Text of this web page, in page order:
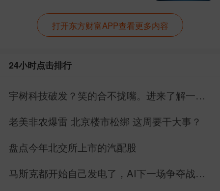
打开东方财富APP查看更多内容
24小时点击排行
宇树科技破发？笑的合不拢嘴。进来了解一下
老美非农爆雷 北京楼市松绑 这周要干大事？
盘点今年北交所上市的汽配股
马斯克都开始自己发电了，AI下一场争夺战还